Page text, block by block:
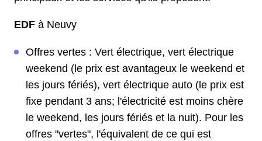
EDF à Neuvy
Offres vertes : Vert électrique, vert électrique
weekend (le prix est avantageux le weekend et
les jours fériés), vert électrique auto (le prix est
fixe pendant 3 ans; l'électricité est moins chère
le weekend, les jours fériés et la nuit). Pour les
offres "vertes", l'équivalent de ce qui est